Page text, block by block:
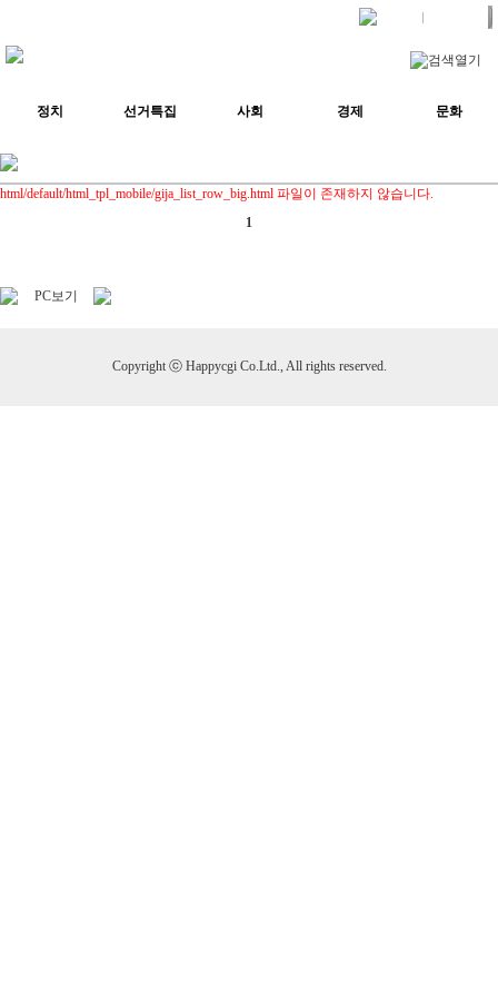
정치 선거특집 사회 경제 문화
html/default/html_tpl_mobile/gija_list_row_big.html 파일이 존재하지 않습니다.
1
PC보기
Copyright ⓒ Happycgi Co.Ltd., All rights reserved.